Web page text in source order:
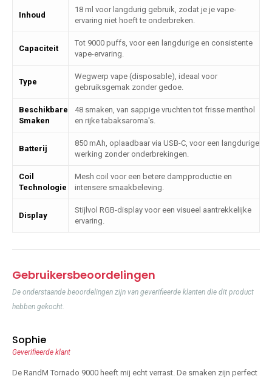
Inhoud
18 ml voor langdurig gebruik, zodat je je vape-
ervaring niet hoeft te onderbreken.
Capaciteit
Tot 9000 puffs, voor een langdurige en consistente
vape-ervaring.
Type
Wegwerp vape (disposable), ideaal voor
gebruiksgemak zonder gedoe.
Beschikbare
Smaken
48 smaken, van sappige vruchten tot frisse menthol
en rijke tabaksaroma's.
Batterij
850 mAh, oplaadbaar via USB-C, voor een langdurige
werking zonder onderbrekingen.
Coil
Technologie
Mesh coil voor een betere dampproductie en
intensere smaakbeleving.
Display
Stijlvol RGB-display voor een visueel aantrekkelijke
ervaring.
Gebruikersbeoordelingen
De onderstaande beoordelingen zijn van geverifieerde klanten die dit product
hebben gekocht.
Sophie
Geverifieerde klant
De RandM Tornado 9000 heeft mij echt verrast. De smaken zijn perfect